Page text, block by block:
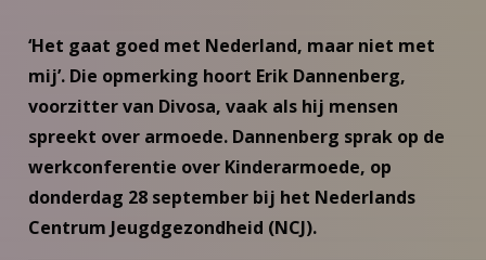
‘Het gaat goed met Nederland, maar niet met
mij’. Die opmerking hoort Erik Dannenberg,
voorzitter van Divosa, vaak als hij mensen
spreekt over armoede. Dannenberg sprak op de
werkconferentie over Kinderarmoede, op
donderdag 28 september bij het Nederlands
Centrum Jeugdgezondheid (NCJ).